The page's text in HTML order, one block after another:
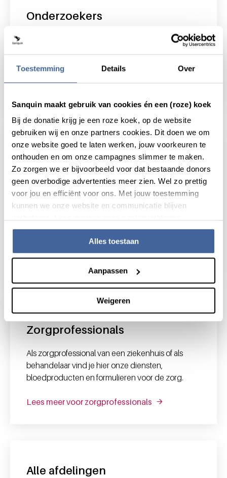
Toestemming Details Over
Sanquin maakt gebruik van cookies én een (roze) koek
Bij de donatie krijg je een roze koek, op de website
gebruiken wij en onze partners cookies. Dit doen we om
onze website goed te laten werken, jouw voorkeuren te
onthouden en om onze campagnes slimmer te maken.
Zo zorgen we er bijvoorbeeld voor dat bestaande donors
geen overbodige advertenties meer zien. Wel zo prettig
voor jou en efficiënt voor ons. Met jouw toestemming
kunnen we onze website en communicatie blijven
Alles toestaan
Aanpassen
Weigeren
Onderzoekers
onze onderzoeksgroepen en -resultaten.
MijnSanquin
MijnSanquin is de persoonlijke omgeving voor
donors.
Hier kun je zelf je afspraken maken en verzetten
Naar MijnSanquin
Zorgprofessionals
Als zorgprofessional van een ziekenhuis of als
behandelaar vind je hier onze diensten,
bloedproducten en formulieren voor de zorg.
Lees meer voor zorgprofessionals
Alle afdelingen